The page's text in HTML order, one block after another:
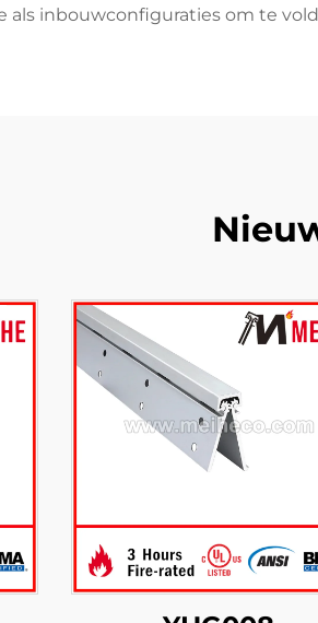
inbouwconfiguraties om te